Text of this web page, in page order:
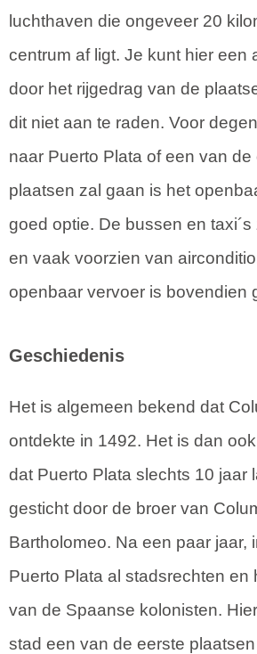
luchthaven die ongeveer 20
centrum af ligt. Je kunt hier een
door het rijgedrag van de
dit niet aan te raden. Voor
naar Puerto Plata of een van de
plaatsen zal gaan is het
goed optie. De bussen en
en vaak voorzien van
openbaar vervoer is bovendien
Geschiedenis
Het is algemeen bekend dat
ontdekte in 1492. Het is dan
dat Puerto Plata slechts 10 jaar
gesticht door de broer van
Bartholomeo. Na een paar jaar,
Puerto Plata al stadsrechten en
van de Spaanse kolonisten.
stad een van de eerste